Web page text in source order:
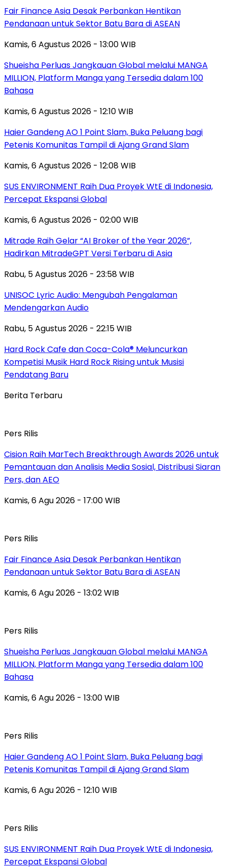
Fair Finance Asia Desak Perbankan Hentikan
Pendanaan untuk Sektor Batu Bara di ASEAN
Kamis, 6 Agustus 2026 - 13:00 WIB
Shueisha Perluas Jangkauan Global melalui MANGA
MILLION, Platform Manga yang Tersedia dalam 100
Bahasa
Kamis, 6 Agustus 2026 - 12:10 WIB
Haier Gandeng AO 1 Point Slam, Buka Peluang bagi
Petenis Komunitas Tampil di Ajang Grand Slam
Kamis, 6 Agustus 2026 - 12:08 WIB
SUS ENVIRONMENT Raih Dua Proyek WtE di Indonesia,
Percepat Ekspansi Global
Kamis, 6 Agustus 2026 - 02:00 WIB
Mitrade Raih Gelar “AI Broker of the Year 2026”,
Hadirkan MitradeGPT Versi Terbaru di Asia
Rabu, 5 Agustus 2026 - 23:58 WIB
UNISOC Lyric Audio: Mengubah Pengalaman
Mendengarkan Audio
Rabu, 5 Agustus 2026 - 22:15 WIB
Hard Rock Cafe dan Coca-Cola® Meluncurkan
Kompetisi Musik Hard Rock Rising untuk Musisi
Pendatang Baru
Berita Terbaru
Pers Rilis
Cision Raih MarTech Breakthrough Awards 2026 untuk
Pemantauan dan Analisis Media Sosial, Distribusi Siaran
Pers, dan AEO
Kamis, 6 Agu 2026 - 17:00 WIB
Pers Rilis
Fair Finance Asia Desak Perbankan Hentikan
Pendanaan untuk Sektor Batu Bara di ASEAN
Kamis, 6 Agu 2026 - 13:02 WIB
Pers Rilis
Shueisha Perluas Jangkauan Global melalui MANGA
MILLION, Platform Manga yang Tersedia dalam 100
Bahasa
Kamis, 6 Agu 2026 - 13:00 WIB
Pers Rilis
Haier Gandeng AO 1 Point Slam, Buka Peluang bagi
Petenis Komunitas Tampil di Ajang Grand Slam
Kamis, 6 Agu 2026 - 12:10 WIB
Pers Rilis
SUS ENVIRONMENT Raih Dua Proyek WtE di Indonesia,
Percepat Ekspansi Global